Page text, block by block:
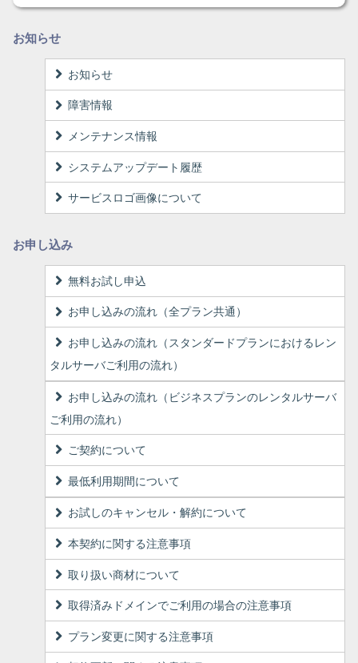
お知らせ
お知らせ
障害情報
メンテナンス情報
システムアップデート履歴
サービスロゴ画像について
お申し込み
無料お試し申込
お申し込みの流れ（全プラン共通）
お申し込みの流れ（スタンダードプランにおけるレン
タルサーバご利用の流れ）
お申し込みの流れ（ビジネスプランのレンタルサーバ
ご利用の流れ）
ご契約について
最低利用期間について
お試しのキャンセル・解約について
本契約に関する注意事項
取り扱い商材について
取得済みドメインでご利用の場合の注意事項
プラン変更に関する注意事項